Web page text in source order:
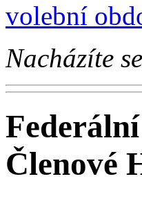
volební
Nacházíte
Členové